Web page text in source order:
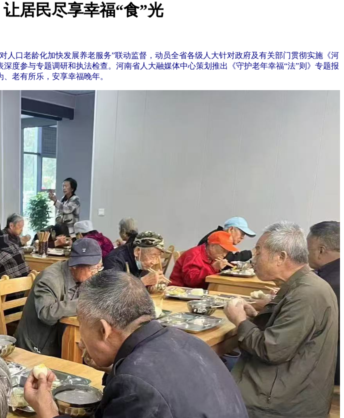
居民尽享幸福“食”光
口老龄化加快发展养老服务”联动监督，动员全省各级人大针对政府及有关部门贯彻实施《河
度参与专题调研和执法检查。河南省人大融媒体中心策划推出《守护老年幸福“法”则》专题报
老有所乐，安享幸福晚年。